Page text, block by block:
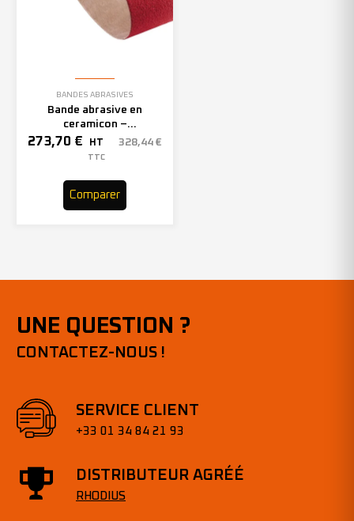
BANDES ABRASIVES
Bande abrasive en
ceramicon –
150mmx2000mm – Grain 40
– 305969 (x10)
273,70 € HT 328,44 €
TTC
Comparer
UNE QUESTION ?
CONTACTEZ-NOUS !
SERVICE CLIENT
+33 01 34 84 21 93
DISTRIBUTEUR AGRÉÉ
RHODIUS